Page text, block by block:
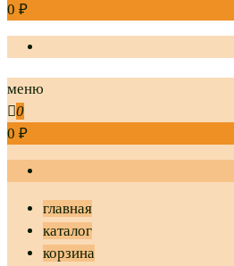
0 ₽
меню
0
0 ₽
главная
каталог
корзина